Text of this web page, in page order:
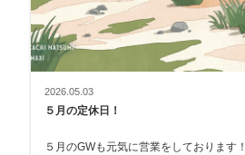
2026.05.03
５月の定休日！
５月のGWも元気に営業をしております！ ５月の定休日ですが、